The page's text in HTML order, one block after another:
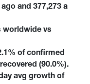
and 377,273 a
worldwide vs
of confirmed
(90.0%).
avg growth of